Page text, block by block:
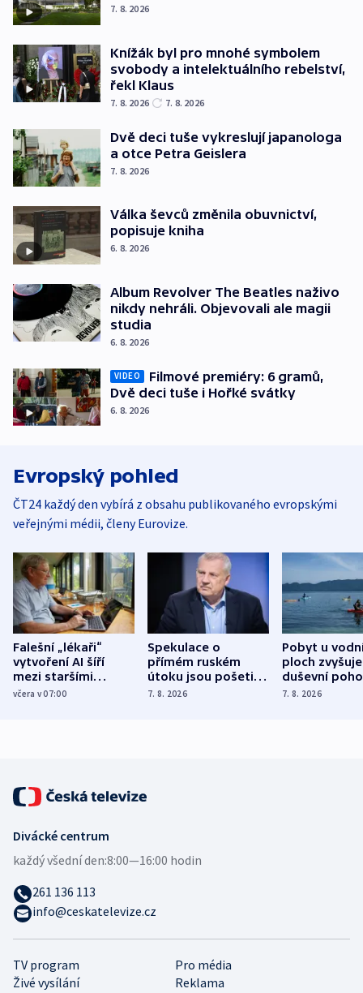
7. 8. 2026
Knížák byl pro mnohé symbolem
svobody a intelektuálního rebelství,
řekl Klaus
7. 8. 2026 7. 8. 2026
Dvě deci tuše vykreslují japanologa
a otce Petra Geislera
7. 8. 2026
Válka ševců změnila obuvnictví,
popisuje kniha
6. 8. 2026
Album Revolver The Beatles naživo
nikdy nehráli. Objevovali ale magii
studia
6. 8. 2026
VIDEO
Filmové premiéry: 6 gramů,
Dvě deci tuše i Hořké svátky
6. 8. 2026
Evropský pohled
ČT24 každý den vybírá z obsahu publikovaného evropskými
veřejnými médii, členy Eurovize.
Falešní „lékaři“
vytvoření AI šíří
mezi staršími
Poláky nebezpečné
včera v 07:00
Spekulace o
přímém ruském
útoku jsou pošetilé,
míní estonský
7. 8. 2026
Pobyt u
ploch zvyšuje
duševní
ukázala
7. 8. 2026
TV program
Pro média
Živé vysílání
Reklama
Divácké centrum
každý všední den:8:00—16:00 hodin
261 136 113
info@ceskatelevize.cz